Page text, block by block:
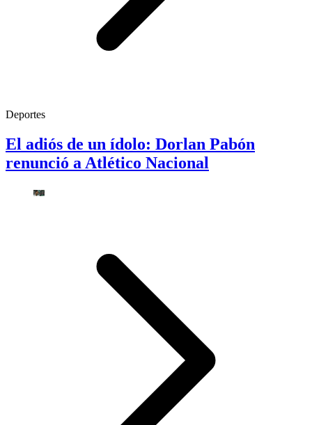
Deportes
El adiós de un ídolo: Dorlan Pabón
renunció a Atlético Nacional